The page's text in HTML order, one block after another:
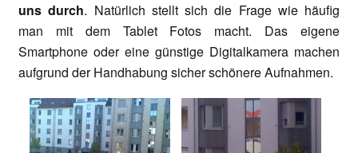
uns durch. Natürlich stellt sich die Frage wie häufig
man mit dem Tablet Fotos macht. Das eigene
Smartphone oder eine günstige Digitalkamera machen
aufgrund der Handhabung sicher schönere Aufnahmen.